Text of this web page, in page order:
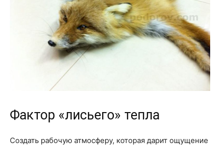
Фактор «лисьего» тепла
Создать рабочую атмосферу, которая дарит ощущение